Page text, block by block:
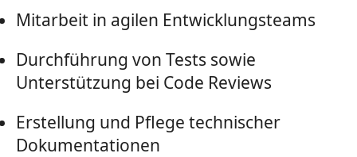
Mitarbeit in agilen Entwicklungsteams
Durchführung von Tests sowie
Unterstützung bei Code Reviews
Erstellung und Pflege technischer
Dokumentationen